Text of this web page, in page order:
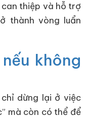
thiệp và hỗ trợ
thành vòng luẩn
không
dừng lại ở việc
mà còn có thể để